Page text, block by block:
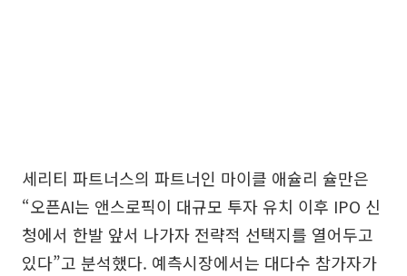
세리티 파트너스의 파트너인 마이클 애슐리 슐만은
“오픈AI는 앤스로픽이 대규모 투자 유치 이후 IPO 신
청에서 한발 앞서 나가자 전략적 선택지를 열어두고
있다”고 분석했다. 예측시장에서는 대다수 참가자가